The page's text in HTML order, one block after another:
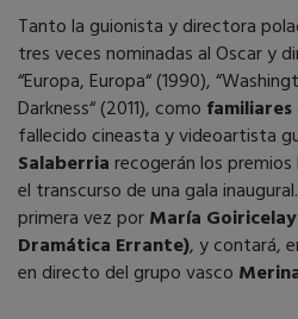
Tanto la guionista y directora
tres veces nominadas al Oscar y
“Europa, Europa“ (1990),
Darkness“ (2011), como familiares
fallecido cineasta y videoartista
Salaberriarecogerán los
el transcurso de una gala
primera vez porMaría
Dramática Errante), y contará,
en directo del grupo vasco